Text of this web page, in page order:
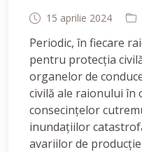
15 aprilie 2024
Periodic, în fiecare
pentru protecția
organelor de
civilă ale raionului în
consecințelor
inundațiilor
avariilor de